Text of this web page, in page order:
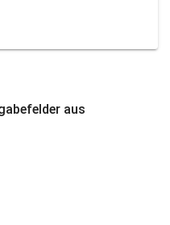
aus